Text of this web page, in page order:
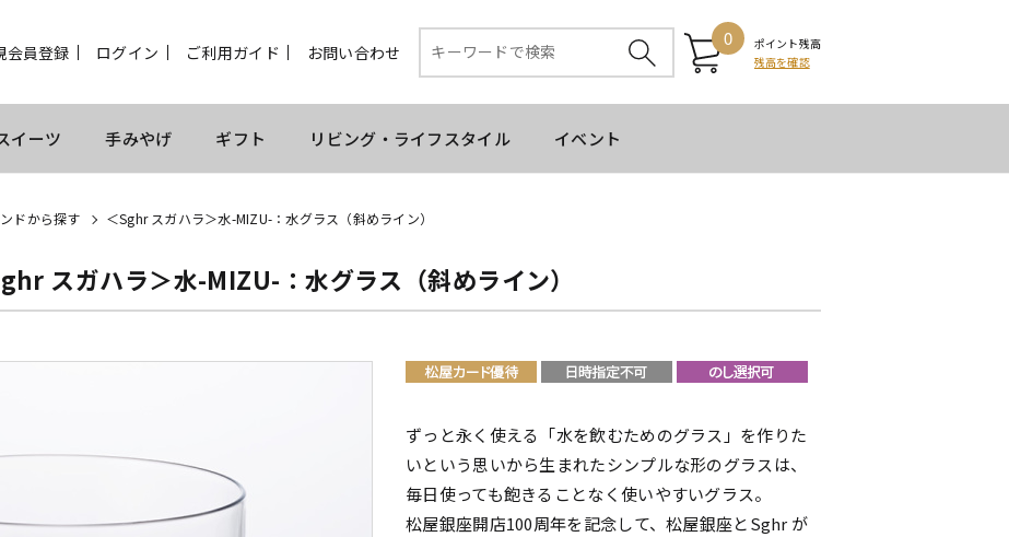
会員登録 ログイン ご利用ガイド お問い合わせ
0
ポイント残高
残高を確認
イーツ 手みやげ ギフト リビング・ライフスタイル イベント
ドから探す ＜Sghr スガハラ＞水-MIZU-：水グラス（斜めライン）
スガハラ＞水-MIZU-：水グラス（斜めライン）
ずっと永く使える「水を飲むためのグラス」を作りた
いという思いから生まれたシンプルな形のグラスは、
毎日使っても飽きることなく使いやすいグラス。
松屋銀座開店100周年を記念して、松屋銀座とSghr が